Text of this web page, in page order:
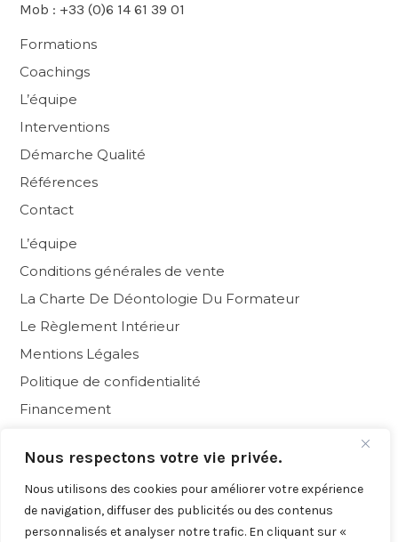
Nous respectons votre vie privée.
Nous utilisons des cookies pour améliorer votre expérience
de navigation, diffuser des publicités ou des contenus
personnalisés et analyser notre trafic. En cliquant sur «
Mob : +33 (0)6 14 61 39 01
Formations
Coachings
L’équipe
Interventions
Démarche Qualité
Références
Contact
L’équipe
Conditions générales de vente
La Charte De Déontologie Du Formateur
Le Règlement Intérieur
Mentions Légales
Politique de confidentialité
Financement
Formations en ligne